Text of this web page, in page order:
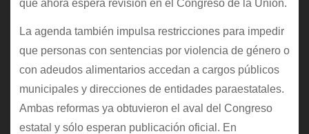
que ahora espera revisión en el Congreso de la Unión.
La agenda también impulsa restricciones para impedir
que personas con sentencias por violencia de género o
con adeudos alimentarios accedan a cargos públicos
municipales y direcciones de entidades paraestatales.
Ambas reformas ya obtuvieron el aval del Congreso
estatal y sólo esperan publicación oficial. En